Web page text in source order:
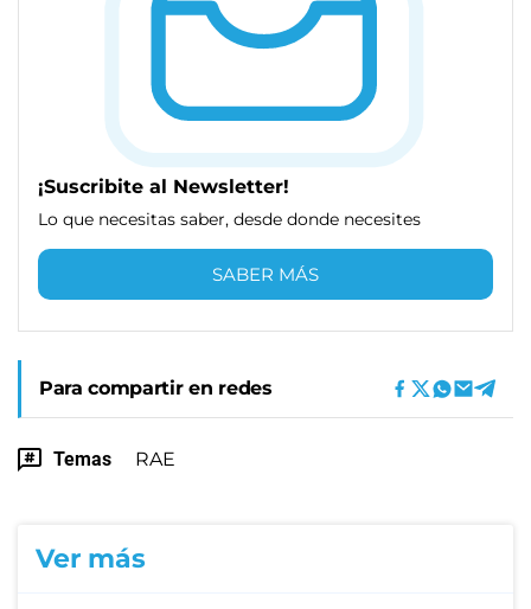
¡Suscribite al Newsletter!
Lo que necesitas saber, desde donde necesites
SABER MÁS
Para compartir en redes
Temas RAE
Ver más